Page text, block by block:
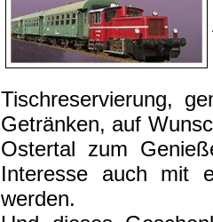
Tischreservierung,
Getränken, auf
Ostertal zum
Interesse auch mit
werden.